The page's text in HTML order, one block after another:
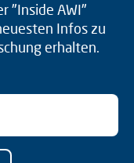
"Inside AWI"
Infos zu
erhalten.